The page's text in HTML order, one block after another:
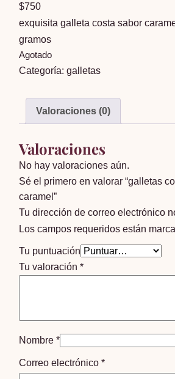
$750
exquisita galleta costa sabor
gramos
Agotado
Categoría:galletas
Valoraciones (0)
Valoraciones
No hay valoraciones aún.
Sé el primero en valorar “galletas
caramel”
Tu dirección de correo electrónico
Los campos requeridos están
Tu puntuación
Tu valoración*
Nombre*
Correo electrónico*